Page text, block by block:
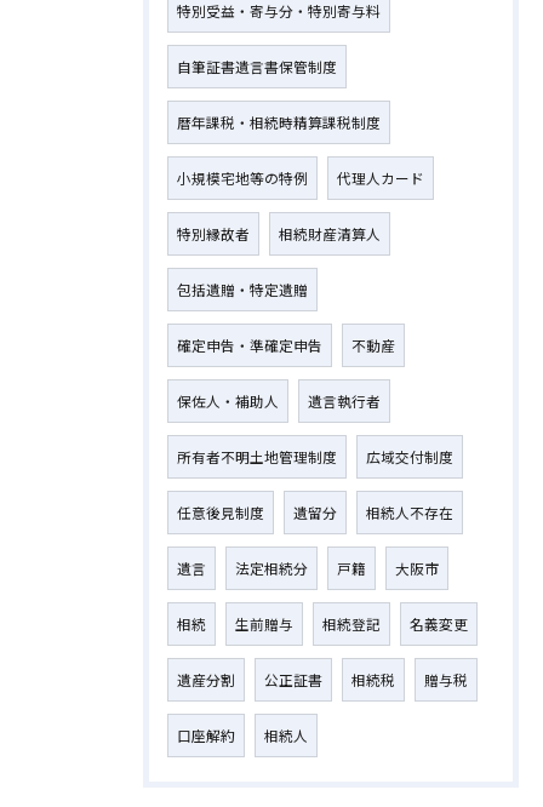
特別受益・寄与分・特別寄与料
自筆証書遺言書保管制度
暦年課税・相続時精算課税制度
小規模宅地等の特例 代理人カード
特別縁故者 相続財産清算人
包括遺贈・特定遺贈
確定申告・準確定申告 不動産
保佐人・補助人 遺言執行者
所有者不明土地管理制度 広域交付制度
任意後見制度 遺留分 相続人不存在
遺言 法定相続分 戸籍 大阪市
相続 生前贈与 相続登記 名義変更
遺産分割 公正証書 相続税 贈与税
口座解約 相続人
お問い合わせはこちら